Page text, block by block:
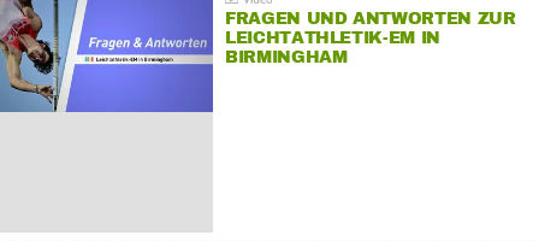
FRAGEN UND ANTWORTEN ZUR
LEICHTATHLETIK-EM IN
BIRMINGHAM